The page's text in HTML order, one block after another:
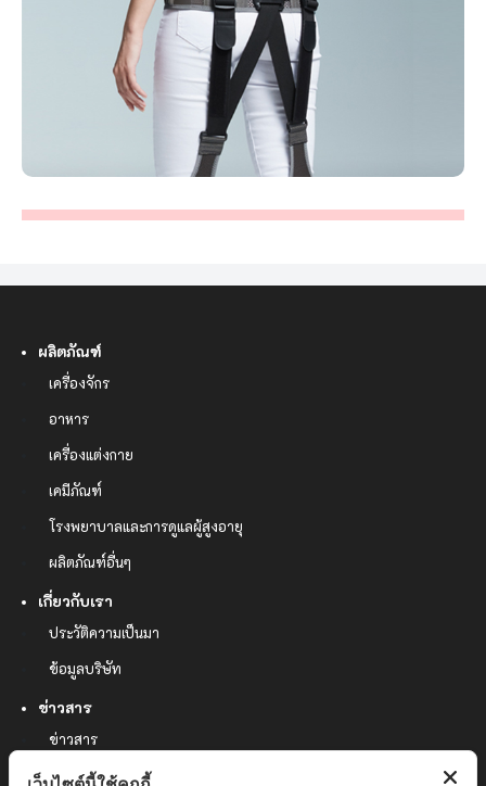
ผลิตภัณฑ์
เครื่องจักร
อาหาร
เครื่องแต่งกาย
เคมีภัณฑ์
โรงพยาบาลและการดูแลผู้สูงอายุ
ผลิตภัณฑ์อื่นๆ
เกี่ยวกับเรา
ประวัติความเป็นมา
ข้อมูลบริษัท
ข่าวสาร
ข่าวสาร
ผลงาน